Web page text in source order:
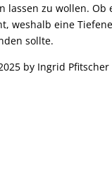
lassen zu wollen. Ob
weshalb eine
sollte.
by Ingrid Pfitscher